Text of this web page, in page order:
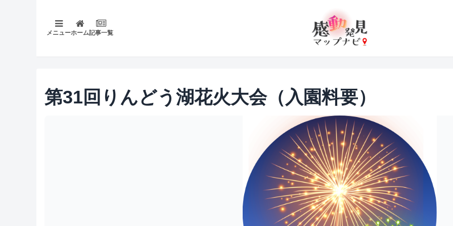
メニューホーム記事一覧
第31回りんどう湖花火大会（入園料要）